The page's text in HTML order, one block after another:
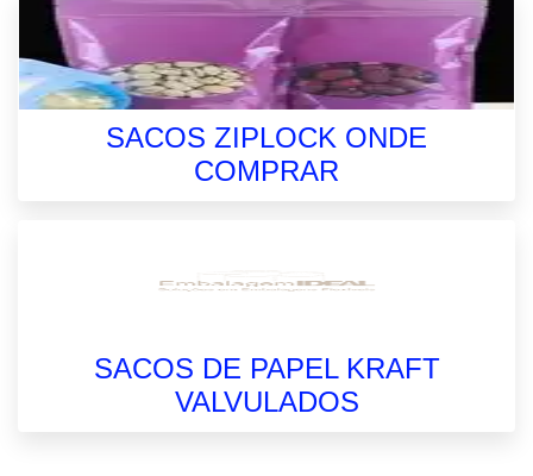
SACOS ZIPLOCK ONDE
COMPRAR
SACOS DE PAPEL KRAFT
VALVULADOS